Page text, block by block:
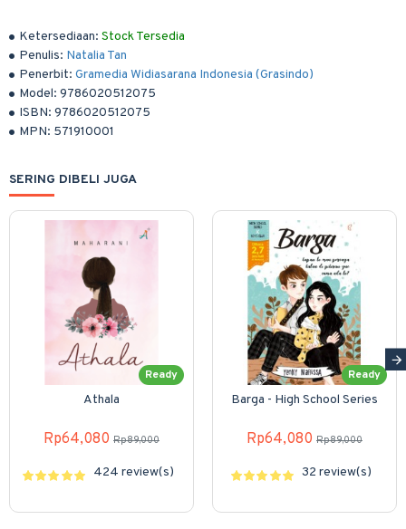
Ketersediaan: Stock Tersedia
Penulis: Natalia Tan
Penerbit: Gramedia Widiasarana Indonesia (Grasindo)
Model: 9786020512075
ISBN: 9786020512075
MPN: 571910001
SERING DIBELI JUGA
Ready
Athala
Rp64,080 Rp89,000
424 review(s)
Ready
Barga - High School Series
Rp64,080 Rp89,000
32 review(s)